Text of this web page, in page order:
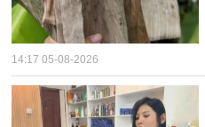
14:17 05-08-2026